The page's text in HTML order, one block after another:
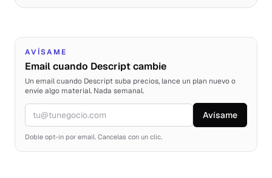
AVÍSAME
Email cuando Descript cambie
Un email cuando Descript suba precios, lance un plan nuevo o
envíe algo material. Nada semanal.
Email Avísame
Doble opt-in por email. Cancelas con un clic.